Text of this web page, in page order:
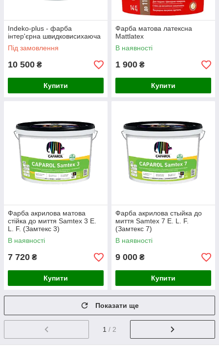
Indeko-plus - фарба
інтер'єрна швидковисихаюча
Під замовлення
10 500 ₴
Купити
Фарба матова латексна
Mattlatex
В наявності
1 900 ₴
Купити
Фарба акрилова матова
стійка до миття Samtex 3 E.
L. F. (Замтекс 3)
В наявності
7 720 ₴
Купити
Фарба акрилова стыйка до
миття Samtex 7 E. L. F.
(Замтекс 7)
В наявності
9 000 ₴
Купити
Показати ще
1 / 2